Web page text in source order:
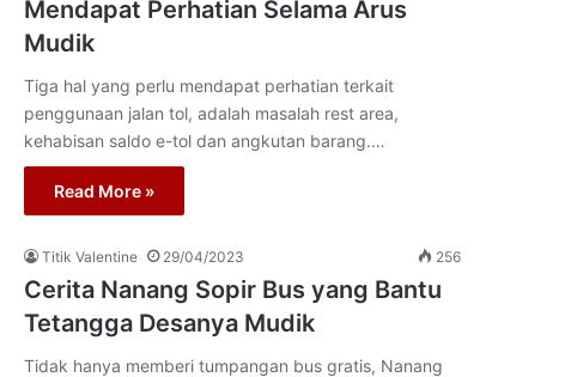
Mendapat Perhatian Selama Arus
Mudik
Tiga hal yang perlu mendapat perhatian terkait
penggunaan jalan tol, adalah masalah rest area,
kehabisan saldo e-tol dan angkutan barang.…
Read More »
Titik Valentine 29/04/2023 256
Cerita Nanang Sopir Bus yang Bantu
Tetangga Desanya Mudik
Tidak hanya memberi tumpangan bus gratis, Nanang